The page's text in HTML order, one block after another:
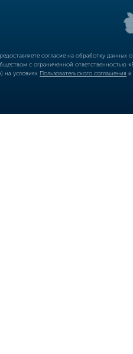
согласие на обработку
с ограниченной
на условиях Пользовательского соглашения и